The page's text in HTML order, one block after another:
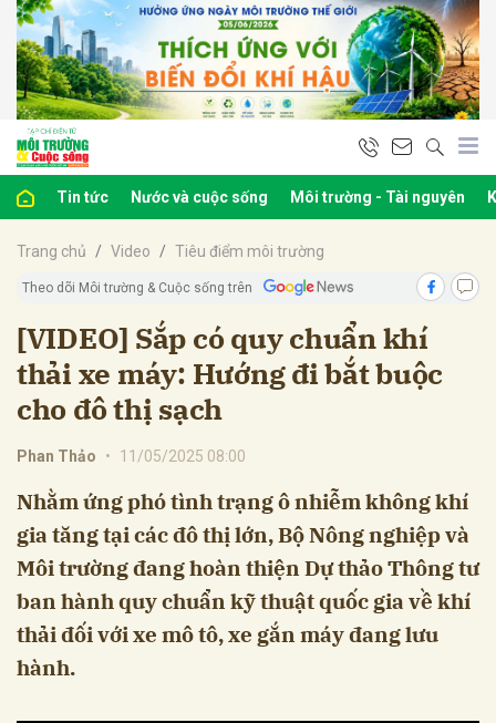
Tin tức Nước và cuộc sống Môi trường - Tài nguyên
Trang chủ Video Tiêu điểm môi trường
Theo dõi Môi trường & Cuộc sống trên
[VIDEO] Sắp có quy chuẩn khí
thải xe máy: Hướng đi bắt buộc
cho đô thị sạch
Phan Thảo • 11/05/2025 08:00
Nhằm ứng phó tình trạng ô nhiễm không khí
gia tăng tại các đô thị lớn, Bộ Nông nghiệp và
Môi trường đang hoàn thiện Dự thảo Thông tư
ban hành quy chuẩn kỹ thuật quốc gia về khí
thải đối với xe mô tô, xe gắn máy đang lưu
hành.
luận
Hủy